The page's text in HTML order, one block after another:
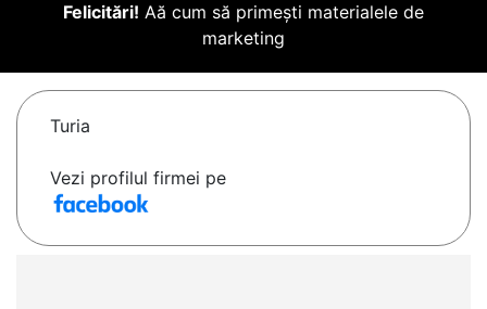
Felicitări! Aă cum să primești materialele de
marketing
Turia
Vezi profilul firmei pe